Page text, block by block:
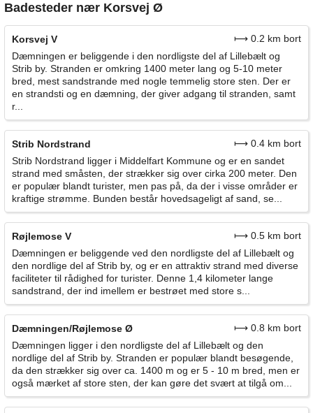
Badesteder nær Korsvej Ø
Korsvej V
⟼ 0.2 km bort
Dæmningen er beliggende i den nordligste del af Lillebælt og
Strib by. Stranden er omkring 1400 meter lang og 5-10 meter
bred, mest sandstrande med nogle temmelig store sten. Der er
en strandsti og en dæmning, der giver adgang til stranden, samt
r...
Strib Nordstrand
⟼ 0.4 km bort
Strib Nordstrand ligger i Middelfart Kommune og er en sandet
strand med småsten, der strækker sig over cirka 200 meter. Den
er populær blandt turister, men pas på, da der i visse områder er
kraftige strømme. Bunden består hovedsageligt af sand, se...
Røjlemose V
⟼ 0.5 km bort
Dæmningen er beliggende ved den nordligste del af Lillebælt og
den nordlige del af Strib by, og er en attraktiv strand med diverse
faciliteter til rådighed for turister. Denne 1,4 kilometer lange
sandstrand, der ind imellem er bestrøet med store s...
Dæmningen/Røjlemose Ø
⟼ 0.8 km bort
Dæmningen ligger i den nordligste del af Lillebælt og den
nordlige del af Strib by. Stranden er populær blandt besøgende,
da den strækker sig over ca. 1400 m og er 5 - 10 m bred, men er
også mærket af store sten, der kan gøre det svært at tilgå om...